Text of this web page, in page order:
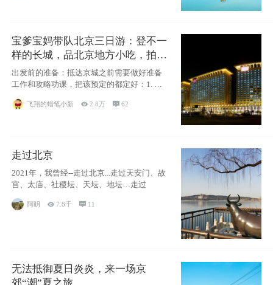
宝爹宝妈带队北京三日游：登不一
样的长城，品北京地方小吃，拍盘
古七星夜景！
出发前的准备：抵达京城之前需要做好准备
工作和攻略功课，把该预定的都定好：1. 酒
飞翔的蜡笔小新 2.8万 62
走过北京
2021年，我曾经--走过北京...走过天安门、故
宫、太庙、社稷坛、天坛、地坛…走过
阿眀 7.8千  11
无法抵御夏日炎炎，来一场京